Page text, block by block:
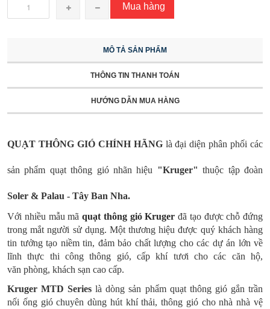
Mua hàng
MÔ TẢ SẢN PHẨM
THÔNG TIN THANH TOÁN
HƯỚNG DẪN MUA HÀNG
QUẠT THÔNG GIÓ CHÍNH HÃNGlà đại diện phân phối các
sản phẩm quạt thông gió nhãn hiệu "Kruger" thuộc tập đoàn
Soler & Palau - Tây Ban Nha.
Với nhiều mẫu mã quạt thông gió Kruger đã tạo được chỗ đứng
trong mắt người sử dụng. Một thương hiệu được quý khách hàng
tin tưởng tạo niềm tin, đảm bảo chất lượng cho các dự án lớn về
lĩnh thực thi công thông gió, cấp khí tươi cho các căn hộ,
văn phòng, khách sạn cao cấp.
Kruger MTD Series là dòng sản phẩm quạt thông gió gắn trần
nối ống gió chuyên dùng hút khí thải, thông gió cho nhà nhà vệ